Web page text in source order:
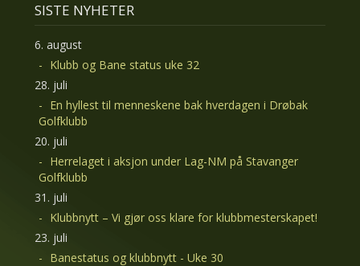
SISTE NYHETER
6. august
Klubb og Bane status uke 32
28. juli
En hyllest til menneskene bak hverdagen i Drøbak
Golfklubb
20. juli
Herrelaget i aksjon under Lag-NM på Stavanger
Golfklubb
31. juli
Klubbnytt – Vi gjør oss klare for klubbmesterskapet!
23. juli
Banestatus og klubbnytt - Uke 30